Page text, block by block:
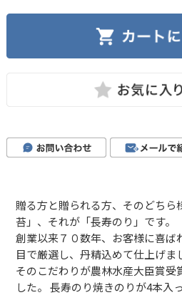
贈る方と贈られる方、そのどちら
苔」、それが「長寿のり」です。
創業以来７０数年、お客様に喜ば
目で厳選し、丹精込めて仕上げま
そのこだわりが農林水産大臣賞受
した。 長寿のり焼きのりが4本入